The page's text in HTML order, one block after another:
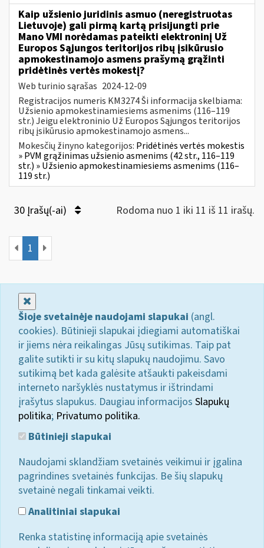
Kaip užsienio juridinis asmuo (neregistruotas
Lietuvoje) gali pirmą kartą prisijungti prie
Mano VMI norėdamas pateikti elektroninį Už
Europos Sąjungos teritorijos ribų įsikūrusio
apmokestinamojo asmens prašymą grąžinti
pridėtinės vertės mokestį?
Web turinio sąrašas 2024-12-09
Registracijos numeris KM3274 Ši informacija skelbiama:
Užsienio apmokestinamiesiems asmenims (116–119
str.) Jeigu elektroninio Už Europos Sąjungos teritorijos
ribų įsikūrusio apmokestinamojo asmens...
Mokesčių žinyno kategorijos: Pridėtinės vertės mokestis
» PVM grąžinimas užsienio asmenims (42 str., 116–119
str.) » Užsienio apmokestinamiesiems asmenims (116–
119 str.)
30 Įrašų(-ai) Rodoma nuo 1 iki 11 iš 11 irašų.
1
Šioje svetainėje naudojami slapukai (angl.
cookies). Būtinieji slapukai įdiegiami automatiškai
ir jiems nėra reikalingas Jūsų sutikimas. Taip pat
galite sutikti ir su kitų slapukų naudojimu. Savo
sutikimą bet kada galėsite atšaukti pakeisdami
interneto naršyklės nustatymus ir ištrindami
įrašytus slapukus. Daugiau informacijos Slapukų
politika; Privatumo politika.
Būtinieji slapukai
Naudojami sklandžiam svetainės veikimui ir įgalina
pagrindines svetainės funkcijas. Be šių slapukų
svetainė negali tinkamai veikti.
Analitiniai slapukai
Renka statistinę informaciją apie svetainės